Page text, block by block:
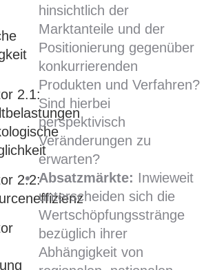
2.1:
2.2:
hinsichtlich der
Marktanteile und der
Positionierung gegenüber
konkurrierenden
Produkten und Verfahren?
Sind hierbei
perspektivisch
Veränderungen zu
erwarten?
Absatzmärkte: Inwieweit
unterscheiden sich die
Wertschöpfungsstränge
bezüglich ihrer
Abhängigkeit von